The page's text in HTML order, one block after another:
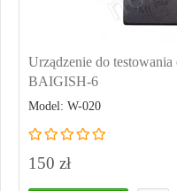
Urządzenie do
BAIGISH-6
Model: W-020
150 zł